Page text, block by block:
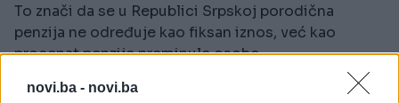
novi.ba - novi.ba
To znači da se u Republici Srpskoj porodična
penzija ne određuje kao fiksan iznos, već kao
procenat penzije preminule osobe.
Naprimjer, ako je preminuli primao penziju od 1.000